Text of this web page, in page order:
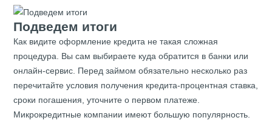
Подведем итоги
Как видите оформление кредита не такая сложная
процедура. Вы сам выбираете куда обратится в банки или
онлайн-сервис. Перед займом обязательно несколько раз
перечитайте условия получения кредита-процентная ставка,
сроки погашения, уточните о первом платеже.
Микрокредитные компании имеют большую популярность.